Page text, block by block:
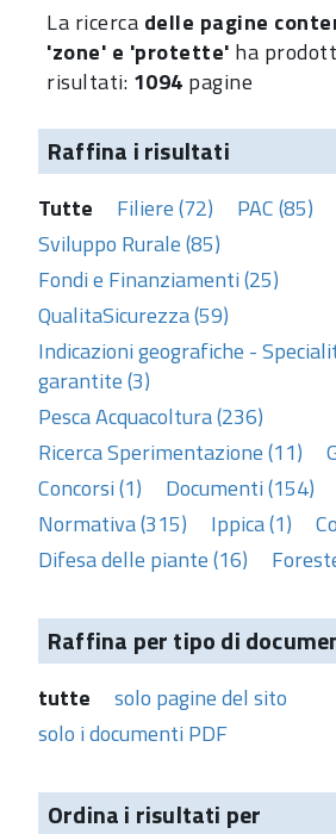
La ricerca delle pagine
'zone' e 'protette' ha
risultati: 1094 pagine
Raffina i risultati
Tutte Filiere (72)
PAC (85)
Sviluppo Rurale (85)
Fondi e Finanziamenti (25)
QualitaSicurezza (59)
Indicazioni geografiche -
garantite (3)
Pesca Acquacoltura (236)
Ricerca Sperimentazione (11)
Concorsi (1)
Documenti (154)
Normativa (315)
Ippica (1)
Difesa delle piante (16)
Raffina per tipo di
tutte
solo pagine del sito
solo i documenti PDF
Ordina i risultati per